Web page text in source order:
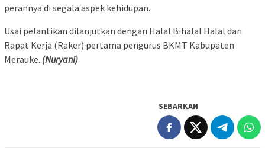
perannya di segala aspek kehidupan.
Usai pelantikan dilanjutkan dengan Halal Bihalal Halal dan
Rapat Kerja (Raker) pertama pengurus BKMT Kabupaten
Merauke. (Nuryani)
SEBARKAN